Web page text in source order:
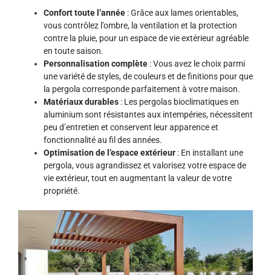
Confort toute l’année : Grâce aux lames orientables,
vous contrôlez l’ombre, la ventilation et la protection
contre la pluie, pour un espace de vie extérieur agréable
en toute saison.
Personnalisation complète : Vous avez le choix parmi
une variété de styles, de couleurs et de finitions pour que
la pergola corresponde parfaitement à votre maison.
Matériaux durables : Les pergolas bioclimatiques en
aluminium sont résistantes aux intempéries, nécessitent
peu d’entretien et conservent leur apparence et
fonctionnalité au fil des années.
Optimisation de l’espace extérieur : En installant une
pergola, vous agrandissez et valorisez votre espace de
vie extérieur, tout en augmentant la valeur de votre
propriété.